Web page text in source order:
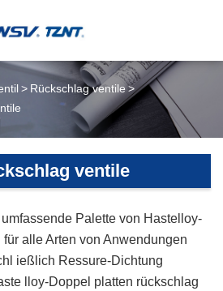
Rückschlag ventile
ventile
Palette von Hastelloy-
alle Arten von Anwendungen
ießlich Ressure-Dichtung
lloy-Doppel platten rückschlag